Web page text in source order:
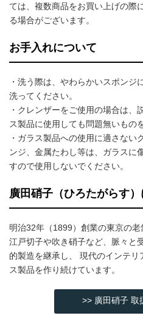
ては、複数商品をお買い上げの際
る場合がございます。
お手入れについて
・洗う際は、やわらかいスポンジ
洗ってください。
・クレンザーをご使用の場合は、
ス製品に使用しても問題無いもの
・ガラス製品への使用に適さない
ンジ、金属たわし等は、ガラスに
すので使用しないでください。
廣田硝子（ひろたがらす
明治32年（1899）創業の東京の老
江戸切子や吹き硝子など、脈々と
的製造を継承し、 現代のインテ
ス製品を作り続けています。
>> 廣田硝子 取